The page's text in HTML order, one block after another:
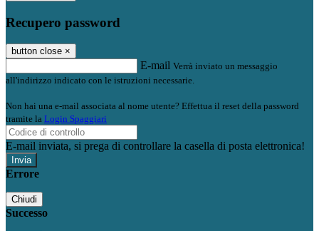
Recupero password
button close ×
E-mail Verrà inviato un messaggio
all'indirizzo indicato con le istruzioni necessarie.
Non hai una e-mail associata al nome utente? Effettua il reset della password
tramite la Login Spaggiari
E-mail inviata, si prega di controllare la casella di posta elettronica!
Errore
Chiudi
Successo